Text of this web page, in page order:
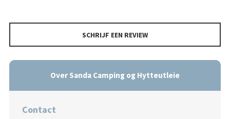
SCHRIJF EEN REVIEW
Over Sanda Camping og Hytteutleie
Contact